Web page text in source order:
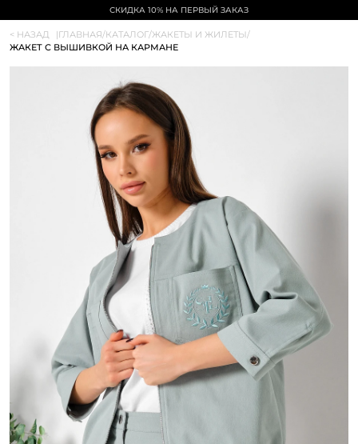
СКИДКА 10% НА ПЕРВЫЙ ЗАКАЗ
< НАЗАД |ГЛАВНАЯ/КАТАЛОГ/ЖАКЕТЫ И ЖИЛЕТЫ/
ЖАКЕТ С ВЫШИВКОЙ НА КАРМАНЕ